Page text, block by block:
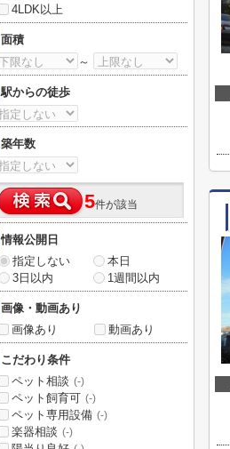
4LDK以上
面積
～
駅からの徒歩
築年数
5件が該当
情報公開日
指定しない
本日
3日以内
1週間以内
画像・動画あり
画像あり
動画あり
こだわり条件
ペット相談 (-)
ペット飼育可 (-)
ペット専用設備 (-)
楽器相談 (-)